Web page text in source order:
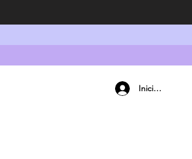
Iniciar sesión